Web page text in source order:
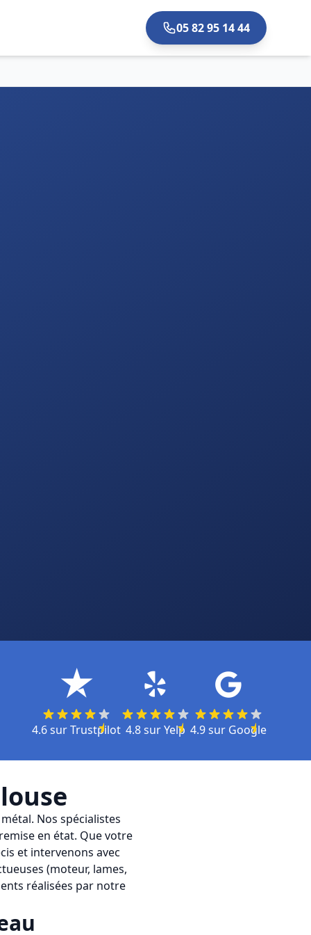
05 82 95 14 44
4.6surTrustpilot 4.8surYelp 4.9sur Google
Nos spécialistes
en état. Que votre
et intervenons avec
(moteur, lames,
réalisées par notre